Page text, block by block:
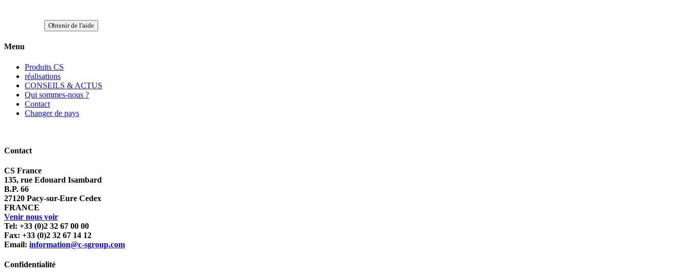
Obtenir de l'aide
Menu
Produits CS
réalisations
CONSEILS & ACTUS
Qui sommes-nous ?
Contact
Changer de pays
Contact
CS France
135, rue Edouard Isambard
B.P. 66
27120 Pacy-sur-Eure Cedex
FRANCE
Venir nous voir
Tel: +33 (0)2 32 67 00 00
Fax: +33 (0)2 32 67 14 12
Email: information@c-sgroup.com
Confidentialité